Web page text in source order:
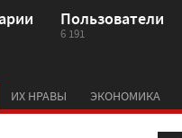
Пользователи
6 191
ИХ НРАВЫ ЭКОНОМИКА